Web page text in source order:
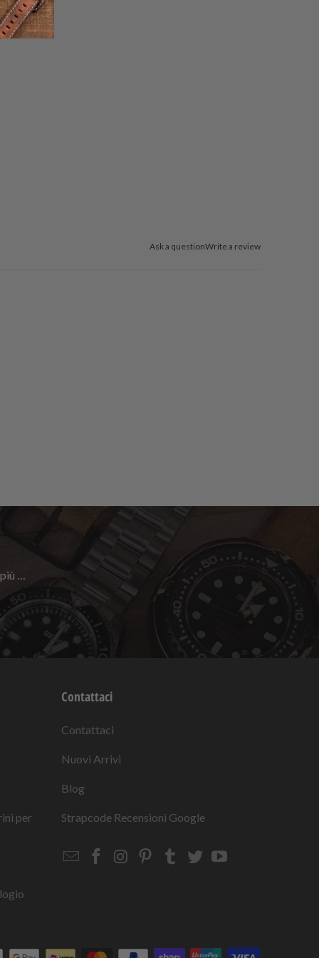
Ask a questionWrite a review
…
per
Contattaci
Contattaci
Nuovi Arrivi
Blog
Strapcode Recensioni Google
EmailStrapcode
Strapcode
Strapcode
Strapcode
Strapcode